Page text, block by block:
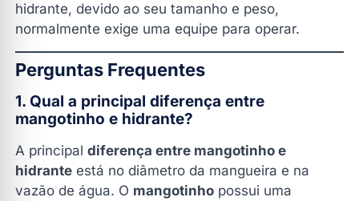
hidrante, devido ao seu tamanho e peso,
normalmente exige uma equipe para operar.
Perguntas Frequentes
1. Qual a principal diferença entre
mangotinho e hidrante?
A principal diferença entre mangotinho e
hidrante está no diâmetro da mangueira e na
vazão de água. O mangotinho possui uma